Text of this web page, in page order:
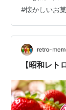
大イベントの
円だから……」
プラスチック
時間は、今思
す。 魔法の粉
中でも、私
#懐かしいお
retro-
【昭和レト